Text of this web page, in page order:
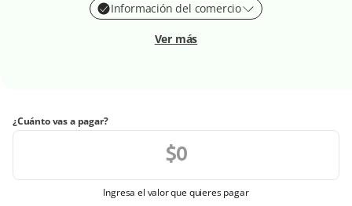
Información del comercio
Ver más
¿Cuánto vas a pagar?
Ingresa el valor que quieres pagar